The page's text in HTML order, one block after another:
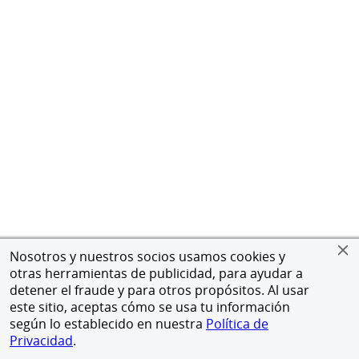
Nosotros y nuestros socios usamos cookies y
otras herramientas de publicidad, para ayudar a
detener el fraude y para otros propósitos. Al usar
este sitio, aceptas cómo se usa tu información
según lo establecido en nuestra Política de
Privacidad.